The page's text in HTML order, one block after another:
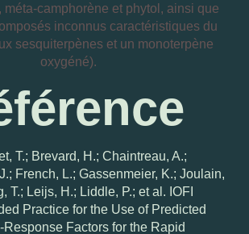
méta-camphorène et phytol, ainsi que
inconnus caractéristiques du
sesquiterpènes et un monoterpène
oxygéné).
T.; Brevard, H.; Chaintreau, A.;
French, L.; Gassenmeier, K.; Joulain,
T.; Leijs, H.; Liddle, P.; et al. IOFI
Practice for the Use of Predicted
Response Factors for the Rapid